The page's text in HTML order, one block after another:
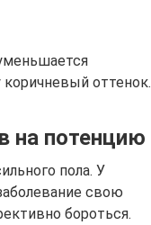
оттенок.
на потенцию
пола. У
свою
бороться.